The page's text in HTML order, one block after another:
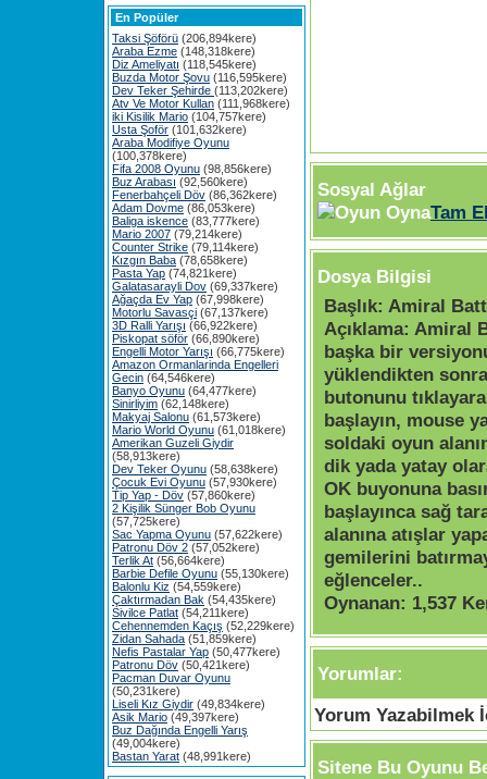
En Popüler
Taksi Şöförü (206,894kere)
Araba Ezme (148,318kere)
Diz Ameliyatı (118,545kere)
Buzda Motor Şovu (116,595kere)
Dev Teker Şehirde (113,202kere)
Atv Ve Motor Kullan (111,968kere)
iki Kisilik Mario (104,757kere)
Usta Şoför (101,632kere)
Araba Modifiye Oyunu
(100,378kere)
Fifa 2008 Oyunu (98,856kere)
Buz Arabası (92,560kere)
Fenerbahçeli Döv (86,362kere)
Adam Dovme (86,053kere)
Baliga iskence (83,777kere)
Mario 2007 (79,214kere)
Counter Strike (79,114kere)
Kızgın Baba (78,658kere)
Pasta Yap (74,821kere)
Galatasarayli Dov (69,337kere)
Ağaçda Ev Yap (67,998kere)
Motorlu Savasçi (67,137kere)
3D Ralli Yarışı (66,922kere)
Piskopat söför (66,890kere)
Engelli Motor Yarışı (66,775kere)
Amazon Ormanlarinda Engelleri
Gecin (64,546kere)
Banyo Oyunu (64,477kere)
Sinirliyim (62,148kere)
Makyaj Salonu (61,573kere)
Mario World Oyunu (61,018kere)
Amerikan Guzeli Giydir
(58,913kere)
Dev Teker Oyunu (58,638kere)
Çocuk Evi Oyunu (57,930kere)
Tip Yap - Döv (57,860kere)
2 Kişilik Sünger Bob Oyunu
(57,725kere)
Sac Yapma Oyunu (57,622kere)
Patronu Döv 2 (57,052kere)
Terlik At (56,664kere)
Barbie Defile Oyunu (55,130kere)
Balonlu Kiz (54,559kere)
Çaktırmadan Bak (54,435kere)
Sivilce Patlat (54,211kere)
Cehennemden Kaçış (52,229kere)
Zidan Sahada (51,859kere)
Nefis Pastalar Yap (50,477kere)
Patronu Döv (50,421kere)
Pacman Duvar Oyunu
(50,231kere)
Liseli Kız Giydir (49,834kere)
Asik Mario (49,397kere)
Buz Dağında Engelli Yarış
(49,004kere)
Bastan Yarat (48,991kere)
Sosyal Ağlar
Tam
Dosya Bilgisi
Başlık: Amiral
Açıklama: Amiral
başka bir
yüklendikten
butonunu
başlayın, mouse
soldaki oyun
dik yada yatay
OK buyonuna
başlayınca sağ
alanına atışlar
gemilerini
eğlenceler..
Oynanan: 1,537
Yorumlar:
Yorum Yazabilmek
Sitene Bu Oyunu